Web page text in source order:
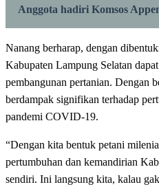
Anggota hadiri Komsos
Nanang berharap, dengan
Kabupaten Lampung Selatan
pembangunan pertanian. Dengan
berdampak signifikan terhadap
pandemi COVID-19.
“Dengan kita bentuk petani
pertumbuhan dan kemandirian
sendiri. Ini langsung kita, kalau